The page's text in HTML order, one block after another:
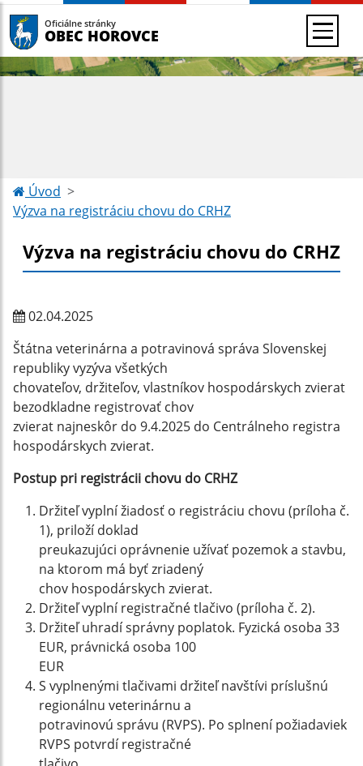
Oficiálne stránky
OBEC HOROVCE
Úvod
Výzva na registráciu chovu do CRHZ
Výzva na registráciu chovu do CRHZ
02.04.2025
Štátna veterinárna a potravinová správa Slovenskej
republiky vyzýva všetkých
chovateľov, držiteľov, vlastníkov hospodárskych zvierat
bezodkladne registrovať chov
zvierat najneskôr do 9.4.2025 do Centrálneho registra
hospodárskych zvierat.
Postup pri registrácii chovu do CRHZ
Držiteľ vyplní žiadosť o registráciu chovu (príloha č.
1), priloží doklad
preukazujúci oprávnenie užívať pozemok a stavbu,
na ktorom má byť zriadený
chov hospodárskych zvierat.
Držiteľ vyplní registračné tlačivo (príloha č. 2).
Držiteľ uhradí správny poplatok. Fyzická osoba 33
EUR, právnická osoba 100
EUR
S vyplnenými tlačivami držiteľ navštívi príslušnú
regionálnu veterinárnu a
potravinovú správu (RVPS). Po splnení požiadaviek
RVPS potvrdí registračné